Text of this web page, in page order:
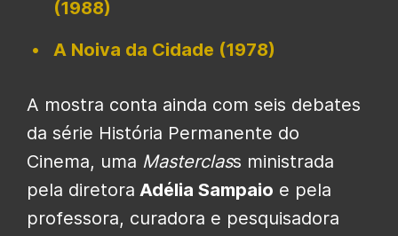
(1988)
A Noiva da Cidade (1978)
A mostra conta ainda com seis debates
da série História Permanente do
Cinema, uma Masterclass ministrada
pela diretora Adélia Sampaio e pela
professora, curadora e pesquisadora